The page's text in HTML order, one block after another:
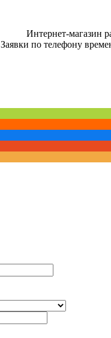
Интернет-магазин
Заявки по телефону